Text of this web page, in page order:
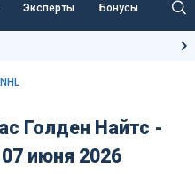
Эксперты Бонусы
NHL
Голден Найтс -
июня 2026